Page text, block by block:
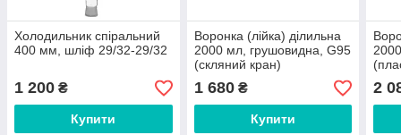
Холодильник спіральний
400 мм, шліф 29/32-29/32
1 200 ₴
Купити
Воронка (лійка) ділильна
2000 мл, грушовидна, G95
(скляний кран)
1 680₴
Купити
2